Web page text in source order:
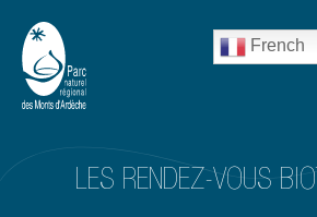
French
LES RENDEZ-VOUS